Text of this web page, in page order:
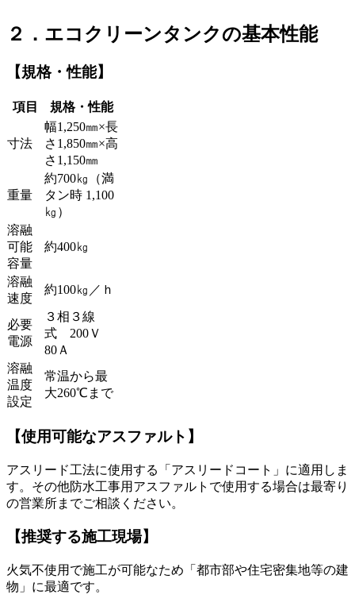
２．エコクリーンタンクの基本性能
【規格・性能】
項目 規格・性能
寸法
幅1,250㎜×長
さ1,850㎜×高
さ1,150㎜
重量
約700㎏（満
タン時 1,100
㎏）
溶融
可能
容量
約400㎏
溶融
速度
約100㎏／ｈ
必要
電源
３相３線
式 200Ｖ
80Ａ
溶融
温度
設定
常温から最
大260℃まで
【使用可能なアスファルト】
アスリード工法に使用する「アスリードコート」に適用しま
す。その他防水工事用アスファルトで使用する場合は最寄り
の営業所までご相談ください。
【推奨する施工現場】
火気不使用で施工が可能なため「都市部や住宅密集地等の建
物」に最適です。